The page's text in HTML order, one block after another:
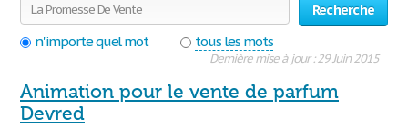
Contactez-nous
Recherche
n'importe quel mot
tous les mots
Dernière mise à jour : 29 Juin 2015
Animation pour le vente de parfum
Devred